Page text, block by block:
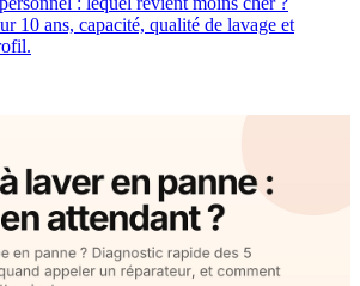
10 ans, capacité, qualité de lavage et